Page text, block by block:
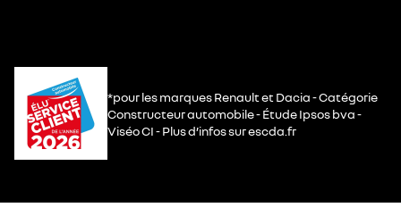
*pour les marques Renault et Dacia - Catégorie
Constructeur automobile - Étude Ipsos bva -
Viséo CI - Plus d’infos sur escda.fr